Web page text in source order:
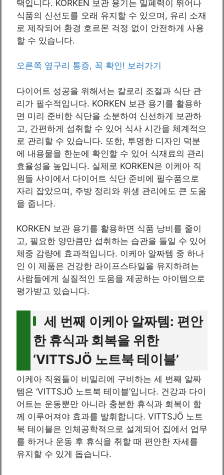
택입니다. KORKEN 보관 용기는 밀폐력이 뛰어나
식품의 신선도를 오래 유지할 수 있으며, 유리 소재
로 제작되어 환경 호르몬 걱정 없이 안전하게 사용
할 수 있습니다.
오른쪽 옆구리 통증, 꼭 확인! 보러가기
다이어트 성공을 위해서는 칼로리 조절과 식단 관
리가 필수적입니다. KORKEN 보관 용기를 활용하
면 미리 준비한 식단을 소분하여 신선하게 보관하
고, 간편하게 섭취할 수 있어 식사 시간을 체계적으
로 관리할 수 있습니다. 또한, 투명한 디자인 덕분
에 내용물을 한눈에 확인할 수 있어 식재료의 관리
효율성을 높입니다. 실제로 KORKEN은 이케아 직
원들 사이에서 다이어트 식단 준비에 필수품으로
자리 잡았으며, 주방 정리와 위생 관리에도 큰 도움
을 줍니다.
KORKEN 보관 용기를 활용하면 식품 낭비를 줄이
고, 필요한 양만큼만 섭취하는 습관을 들일 수 있어
체중 감량에 효과적입니다. 이케아 알짜템 중 하나
인 이 제품은 건강한 라이프스타일을 유지하려는
사람들에게 실질적인 도움을 제공하는 아이템으로
평가받고 있습니다.
세 번째 이케아 알짜템: 편안
한 휴식과 회복을 위한
‘VITTSJÖ 노트북 테이블’
이케아 직원들이 비밀리에 구비하는 세 번째 알짜
템은 ‘VITTSJÖ 노트북 테이블’입니다. 건강과 다이
어트는 운동뿐만 아니라 충분한 휴식과 회복이 함
께 이루어져야 효과를 발휘합니다. VITTSJÖ 노트
북 테이블은 인체공학적으로 설계되어 집에서 업무
를 하거나 운동 후 휴식을 취할 때 편안한 자세를
유지할 수 있게 돕습니다.